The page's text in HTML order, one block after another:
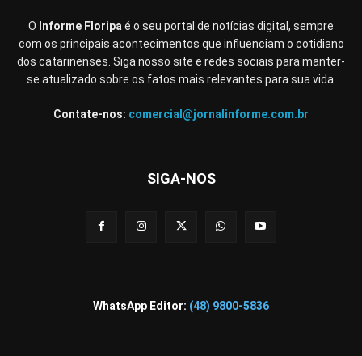
O Informe Floripaé o seu portal de notícias digital, sempre
com os principais acontecimentos que influenciam o cotidiano
dos catarinenses. Siga nosso site e redes sociais para manter-
se atualizado sobre os fatos mais relevantes para sua vida.
Contate-nos: comercial@jornalinforme.com.br
SIGA-NOS
WhatsApp Editor: (48) 9800-5836